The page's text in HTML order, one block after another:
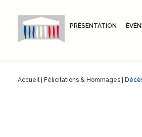
PRÉSENTATION
Accueil| Félicitations & Hommages